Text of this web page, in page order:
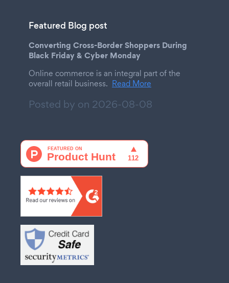
Featured Blog post
Converting Cross-Border Shoppers During
Black Friday & Cyber Monday
Online commerce is an integral part of the
overall retail business. Read More
Posted by on 2026-08-08